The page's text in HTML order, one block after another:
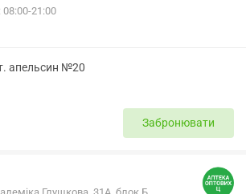
21:00
апельсин №20
Забронювати